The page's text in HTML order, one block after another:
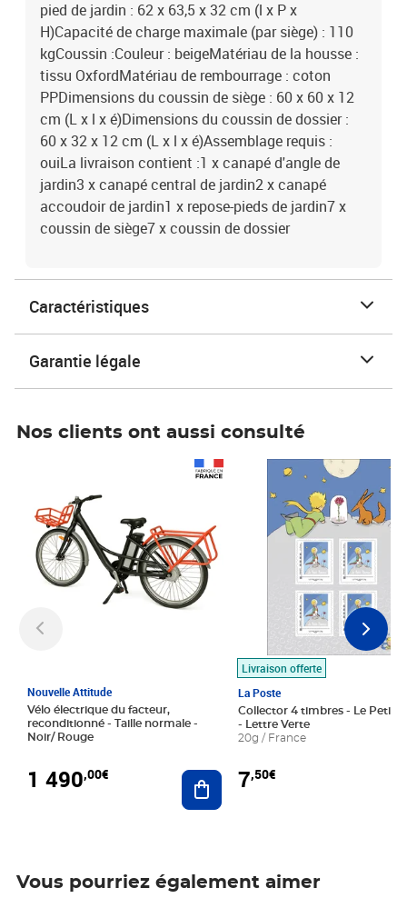
pied de jardin : 62 x 63,5 x 32 cm (l x P x
H)Capacité de charge maximale (par siège) : 110
kgCoussin :Couleur : beigeMatériau de la housse :
tissu OxfordMatériau de rembourrage : coton
PPDimensions du coussin de siège : 60 x 60 x 12
cm (L x l x é)Dimensions du coussin de dossier :
60 x 32 x 12 cm (L x l x é)Assemblage requis :
ouiLa livraison contient :1 x canapé d'angle de
jardin3 x canapé central de jardin2 x canapé
accoudoir de jardin1 x repose-pieds de jardin7 x
coussin de siège7 x coussin de dossier
Caractéristiques
Garantie légale
Nos clients ont aussi consulté
Nouvelle Attitude
Vélo électrique du facteur,
reconditionné - Taille normale -
Noir/ Rouge
1 490,00€ Ajouter au panier
Livraison offerte
La Poste
Collector 4 timbres - Le Petit
- Lettre Verte
20g / France
7,50€
Prix 7,50€
Vous pourriez également aimer